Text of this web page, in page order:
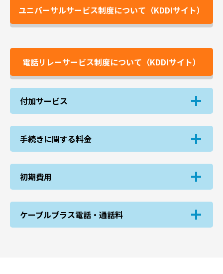
ユニバーサルサービス制度について（KDDIサイト）
電話リレーサービス制度について（KDDIサイト）
付加サービス
手続きに関する料金
初期費用
ケーブルプラス電話・通話料